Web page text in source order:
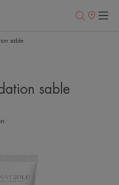
sable
sable